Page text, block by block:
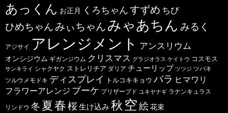
あっくん お正月 くろちゃんすずめ ちび
ひめちゃんみぃちゃん みゃあちん みるく
アジサイ アレンジメント アンスリウム
オンシジウム ギガンジウム クリスマス グラジオラス ケイトウ コスモス
サンキライ シャクヤク ストレリチア ダリア チューリップ ツツジ ツバキ
ツルウメモドキ ディスプレイ トルコキキョウ バラ ヒマワリ
フラワーアレンジ ブーケ プリザーブド ユキヤナギ ラナンキュラス
リンドウ 冬 夏春桜生け込み 秋 空絵花束